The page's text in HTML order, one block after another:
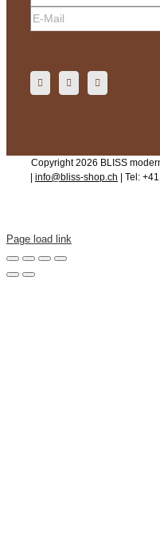
Copyright 2026 BLISS
| info@bliss-shop.ch | Tel:
Page load link